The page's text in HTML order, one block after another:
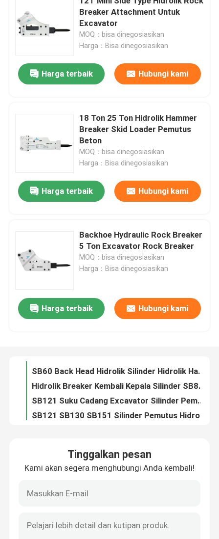
Rumah
Tampilan VR
Permintaan Penawaran
Breaker Attachment Untuk
Excavator
MOQ：bisa dinegosiasikan
Harga：Bisa dinegosiasikan
Harga terbaik Hubungi kami
18 Ton 25 Ton Hidrolik Hammer
Breaker Skid Loader Pemutus
Beton
MOQ：bisa dinegosiasikan
Harga：Bisa dinegosiasikan
Harga terbaik Hubungi kami
Backhoe Hydraulic Rock Breaker
5 Ton Excavator Rock Breaker
MOQ：bisa dinegosiasikan
Harga：Bisa dinegosiasikan
Harga terbaik Hubungi kami
42 CrMo SB45 Silinder Pemutus Hidrolik Pemecah Batu Silinder Kepala Belakang
Hidrolik Breaker Front Head Cylinder SB40 Soosan Breaker Parts
Tinggalkan pesan
Kami akan segera menghubungi Anda kembali!